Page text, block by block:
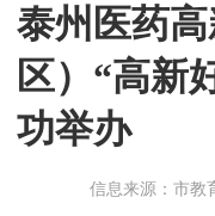
泰州医药
区）“高新
功举办
信息来源：市教